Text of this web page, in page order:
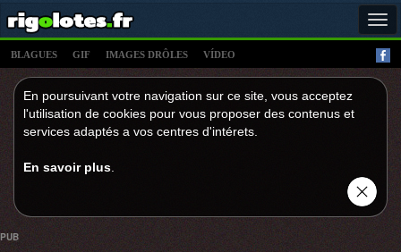
BLAGUES GIF IMAGES DRÔLES VÍDEO
En poursuivant votre navigation sur ce site, vous acceptez
l'utilisation de cookies pour vous proposer des contenus et
services adaptés a vos centres d'intérets.
En savoir plus
PUB